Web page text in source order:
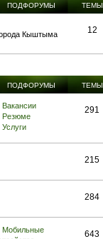
ПОДФОРУМЫ ТЕМЫ
Кыштыма 12
ПОДФОРУМЫ ТЕМЫ
Вакансии
Резюме
Услуги
291
215
284
Мобильные
643